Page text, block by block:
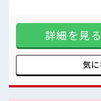
オンオフの切替もでき
ロッカーあり！
安心してお仕事に集中♪
ート満喫！
装の悩み解
ャレンジする
ます！ イチ
ん！ 応募お
事に集中♪
詳細を見る
気